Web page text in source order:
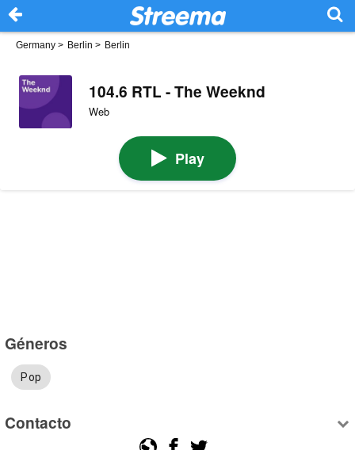
Germany > Berlin > Berlin
104.6 RTL - The Weeknd
Web
Play
Géneros
Pop
Contacto